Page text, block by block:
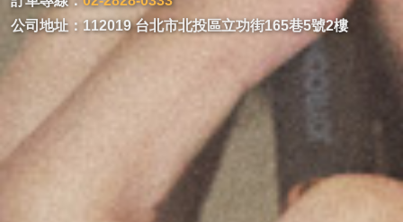
公司地址：112019 台北市北投區立功街165巷5號2樓